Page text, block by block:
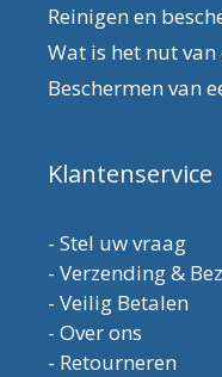
Reinigen en
Wat is het nut van
Beschermen van
Klantenservice
- Stel uw vraag
- Verzending &
- Veilig Betalen
- Over ons
- Retourneren